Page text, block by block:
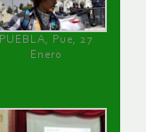
PUEBLA, Pue, 27
Enero